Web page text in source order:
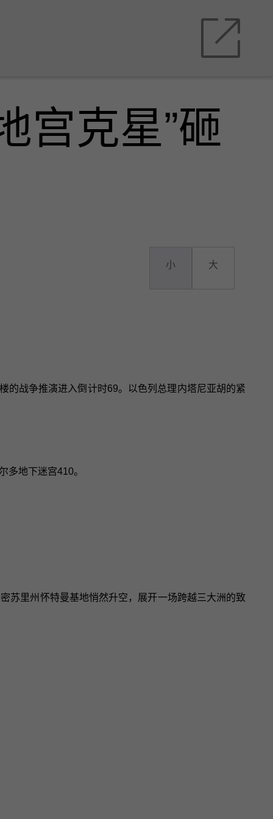
宫克星”砸
小 大
的战争推演进入倒计时69。以色列总理内塔尼亚胡的紧
多地下迷宫410。
苏里州怀特曼基地悄然升空，展开一场跨越三大洲的致